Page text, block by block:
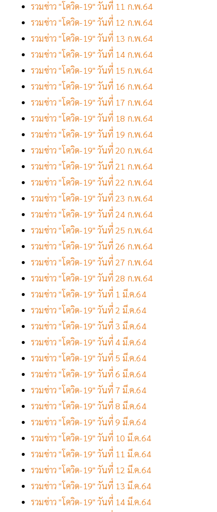
รวมข่าว "โควิด-19" วันที่ 11 ก.พ.64
รวมข่าว "โควิด-19" วันที่ 12 ก.พ.64
รวมข่าว "โควิด-19" วันที่ 13 ก.พ.64
รวมข่าว "โควิด-19" วันที่ 14 ก.พ.64
รวมข่าว "โควิด-19" วันที่ 15 ก.พ.64
รวมข่าว "โควิด-19" วันที่ 16 ก.พ.64
รวมข่าว "โควิด-19" วันที่ 17 ก.พ.64
รวมข่าว "โควิด-19" วันที่ 18 ก.พ.64
รวมข่าว "โควิด-19" วันที่ 19 ก.พ.64
รวมข่าว "โควิด-19" วันที่ 20 ก.พ.64
รวมข่าว "โควิด-19" วันที่ 21 ก.พ.64
รวมข่าว "โควิด-19" วันที่ 22 ก.พ.64
รวมข่าว "โควิด-19" วันที่ 23 ก.พ.64
รวมข่าว "โควิด-19" วันที่ 24 ก.พ.64
รวมข่าว "โควิด-19" วันที่ 25 ก.พ.64
รวมข่าว "โควิด-19" วันที่ 26 ก.พ.64
รวมข่าว "โควิด-19" วันที่ 27 ก.พ.64
รวมข่าว "โควิด-19" วันที่ 28 ก.พ.64
รวมข่าว "โควิด-19" วันที่ 1 มี.ค.64
รวมข่าว "โควิด-19" วันที่ 2 มี.ค.64
รวมข่าว "โควิด-19" วันที่ 3 มี.ค.64
รวมข่าว "โควิด-19" วันที่ 4 มี.ค.64
รวมข่าว "โควิด-19" วันที่ 5 มี.ค.64
รวมข่าว "โควิด-19" วันที่ 6 มี.ค.64
รวมข่าว "โควิด-19" วันที่ 7 มี.ค.64
รวมข่าว "โควิด-19" วันที่ 8 มี.ค.64
รวมข่าว "โควิด-19" วันที่ 9 มี.ค.64
รวมข่าว "โควิด-19" วันที่ 10 มี.ค.64
รวมข่าว "โควิด-19" วันที่ 11 มี.ค.64
รวมข่าว "โควิด-19" วันที่ 12 มี.ค.64
รวมข่าว "โควิด-19" วันที่ 13 มี.ค.64
รวมข่าว "โควิด-19" วันที่ 14 มี.ค.64